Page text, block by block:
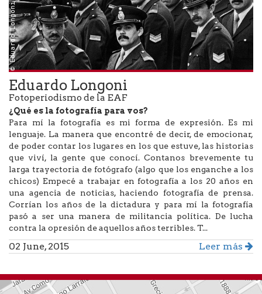
© Eduardo Longoni
Eduardo Longoni
Fotoperiodismo de la EAF
¿Qué es la fotografía para vos?
Para mí la fotografía es mi forma de expresión. Es mi
lenguaje. La manera que encontré de decir, de emocionar,
de poder contar los lugares en los que estuve, las historias
que viví, la gente que conocí. Contanos brevemente tu
larga trayectoria de fotógrafo (algo que los enganche a los
chicos) Empecé a trabajar en fotografía a los 20 años en
una agencia de noticias, haciendo fotografía de prensa.
Corrían los años de la dictadura y para mí la fotografía
pasó a ser una manera de militancia política. De lucha
contra la opresión de aquellos años terribles. T...
02 June, 2015 Leer más